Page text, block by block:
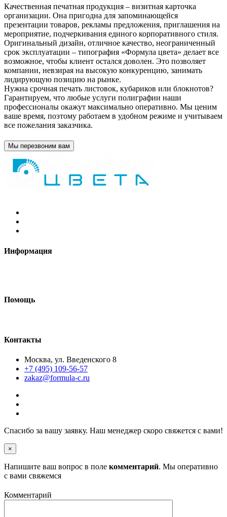
Качественная печатная продукция – визитная карточка
организации. Она пригодна для запоминающейся
презентации товаров, рекламы предложения, приглашения на
мероприятие, подчеркивания единого корпоративного стиля.
Оригинальный дизайн, отличное качество, неограниченный
срок эксплуатации – типография «Формула цвета» делает все
возможное, чтобы клиент остался доволен. Это позволяет
компании, невзирая на высокую конкуренцию, занимать
лидирующую позицию на рынке.
Нужна срочная печать листовок, кубариков или блокнотов?
Гарантируем, что любые услуги полиграфии наши
профессионалы окажут максимально оперативно. Мы ценим
ваше время, поэтому работаем в удобном режиме и учитываем
все пожелания заказчика.
Мы перезвоним вам
Информация
Помощь
Контакты
Москва, ул. Введенского 8
+7 (495) 109-56-57
zakaz@formula-c.ru
Спасибо за вашу заявку. Наш менеджер скоро свяжется с вами!
×
Напишите ваш вопрос в поле комментарий. Мы оперативно
с вами свяжемся
Комментарий